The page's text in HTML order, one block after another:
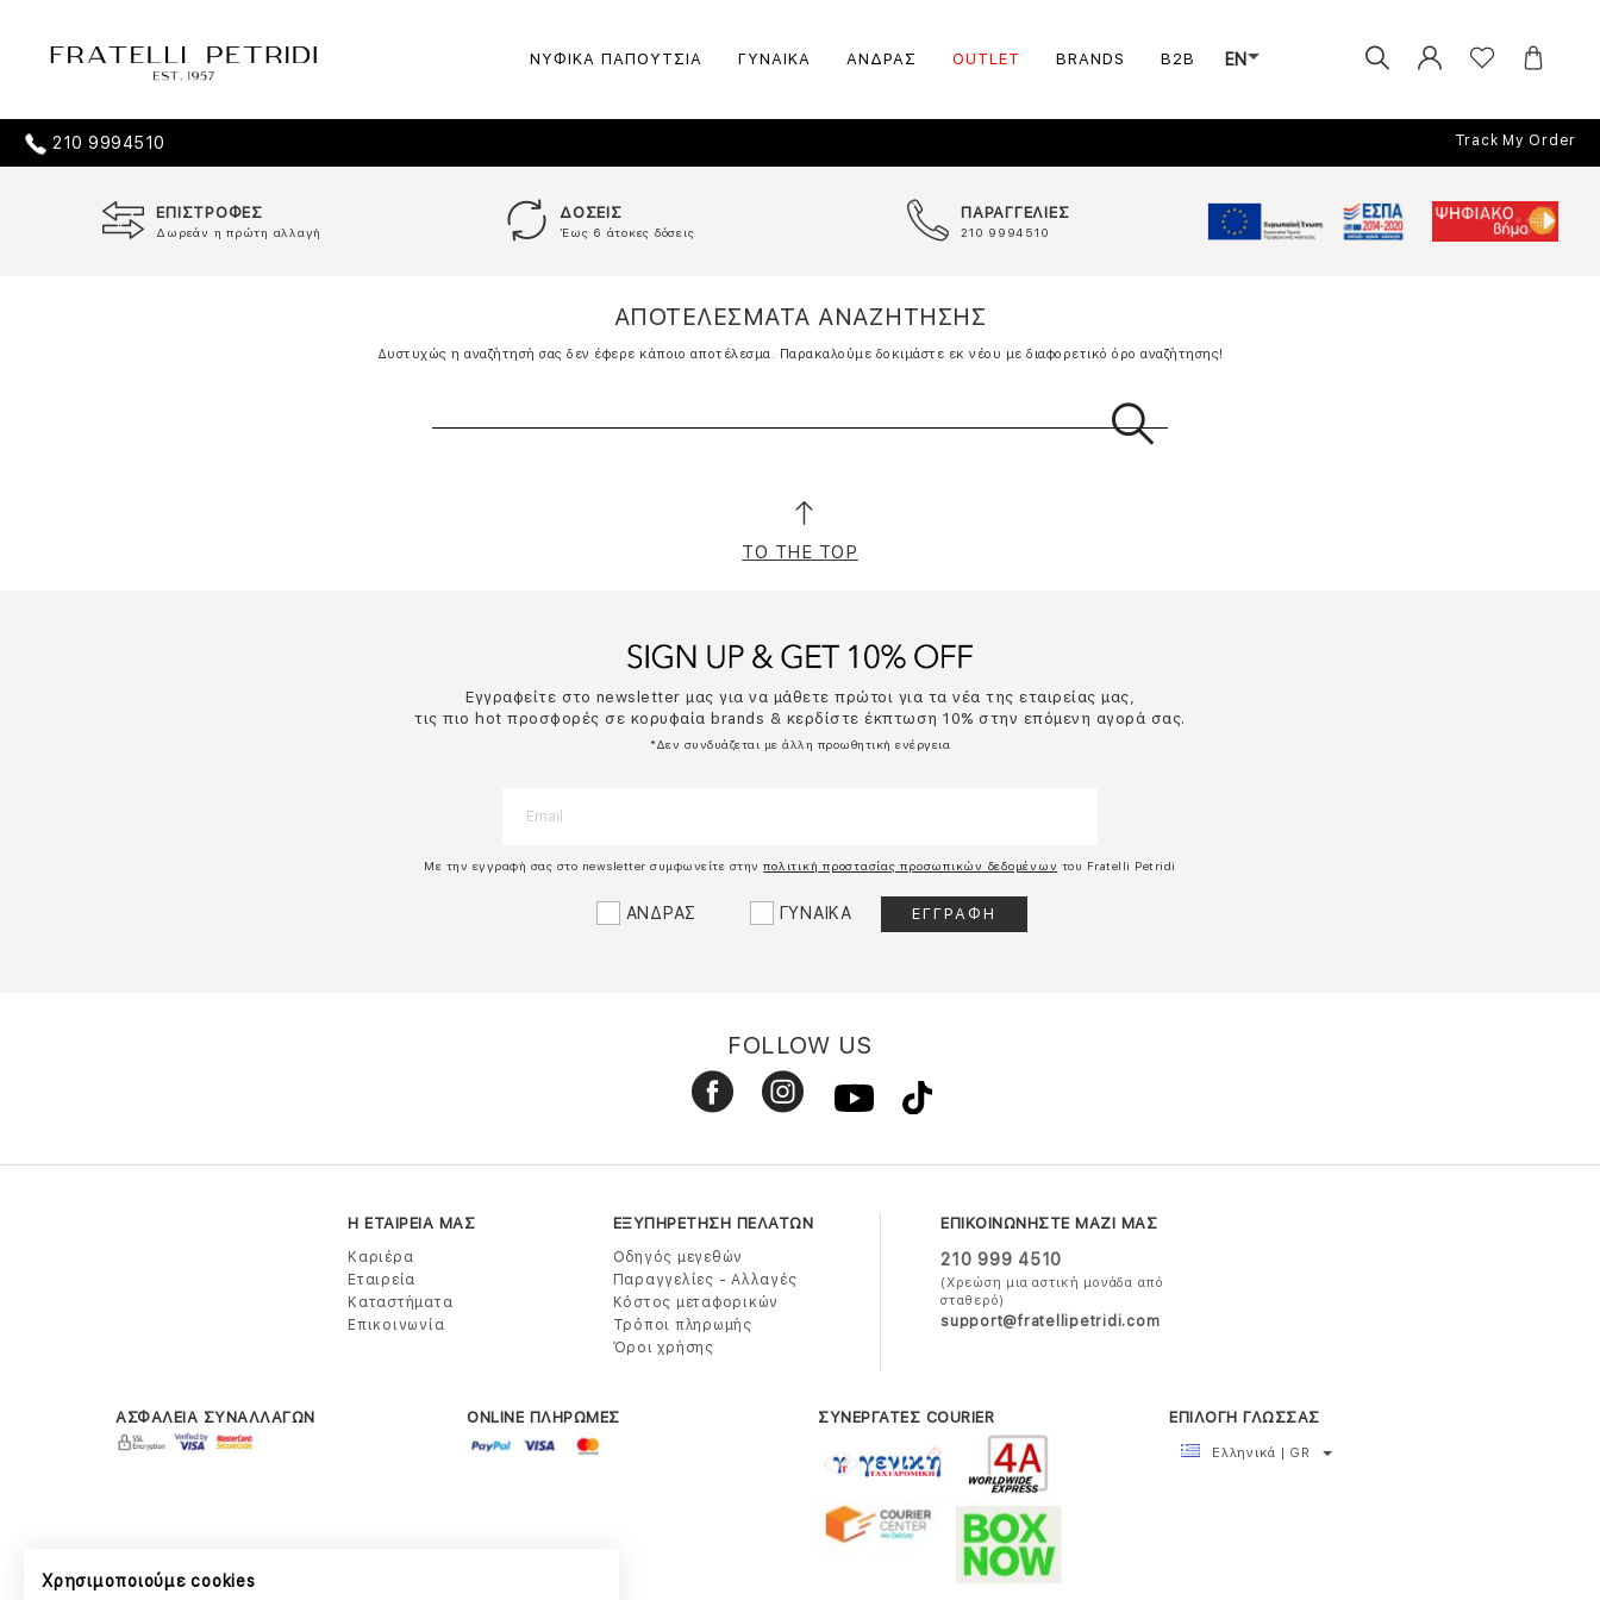
ΝΥΦΙΚΑ ΠΑΠΟΥΤΣΙΑ ΓΥΝΑΙΚΑ ΑΝΔΡΑΣ OUTLET BRANDS B2B EN
210 9994510 Track My Order
ΕΠΙΣΤΡΟΦΕΣ
Δωρεάν η πρώτη αλλαγή
ΔΟΣΕΙΣ
Έως 6 άτοκες δόσεις
ΠΑΡΑΓΓΕΛΙΕΣ
210 9994510
ΑΠΟΤΕΛΕΣΜΑΤΑ ΑΝΑΖΗΤΗΣΗΣ
Δυστυχώς η αναζήτησή σας δεν έφερε κάποιο αποτέλεσμα. Παρακαλούμε δοκιμάστε εκ νέου με διαφορετικό όρο αναζήτησης!
TO THE TOP
Εγγραφείτε στο newsletter μας για να μάθετε πρώτοι για τα νέα της εταιρείας μας,
τις πιο hot προσφορές σε κορυφαία brands & κερδίστε έκπτωση 10% στην επόμενη αγορά σας.
*Δεν συνδυάζεται με άλλη προωθητική ενέργεια
Με την εγγραφή σας στο newsletter συμφωνείτε στηνπολιτική προστασίας προσωπικών δεδομένων του Fratelli Petridi
ΑΝΔΡΑΣ ΓΥΝΑΙΚΑ
FOLLOW US
Η ΕΤΑΙΡΕΙΑ ΜΑΣ
Καριέρα
Εταιρεία
Καταστήματα
Επικοινωνία
ΕΞΥΠΗΡΕΤΗΣΗ ΠΕΛΑΤΩΝ
Οδηγός μεγεθών
Παραγγελίες - Αλλαγές
Κόστος μεταφορικών
Τρόποι πληρωμής
Όροι χρήσης
ΕΠΙΚΟΙΝΩΝΗΣΤΕ ΜΑΖΙ ΜΑΣ
210 999 4510
(Χρεώση μια αστική μονάδα από
σταθερό)
support@fratellipetridi.com
ΑΣΦΑΛΕΙΑ ΣΥΝΑΛΛΑΓΩΝ ONLINE ΠΛΗΡΩΜΕΣ ΣΥΝΕΡΓΑΤΕΣ COURIER ΕΠΙΛΟΓΗ ΓΛΩΣΣΑΣ
Ελληνικά | GR
Χρησιμοποιούμε cookies